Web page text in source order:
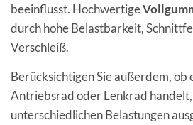
beeinflusst. Hochwertige
durch hohe Belastbarkeit,
Verschleiß.
Berücksichtigen Sie außerdem, ob
Antriebsrad oder Lenkrad handelt,
unterschiedlichen Belastungen